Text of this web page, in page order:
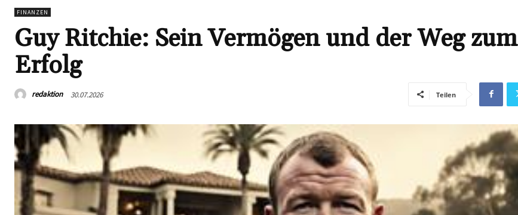
FINANZEN
Guy Ritchie: Sein Vermögen und der Weg zum
Erfolg
redaktion 30.07.2026 Teilen